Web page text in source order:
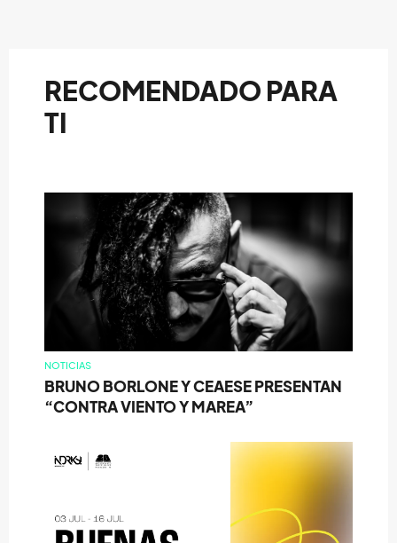
RECOMENDADO PARA
TI
NOTICIAS
BRUNO BORLONE Y CEAESE PRESENTAN
“CONTRA VIENTO Y MAREA”